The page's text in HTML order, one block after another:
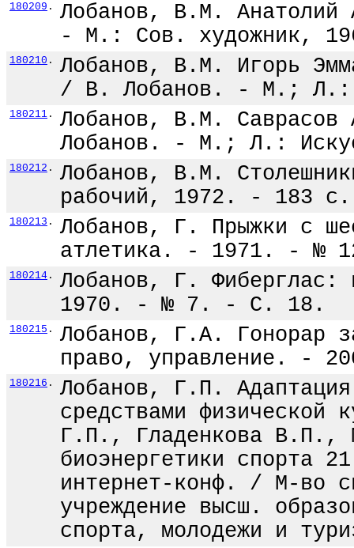
180209 .
Лобанов, В.М. Анатолий
- М.: Сов. художник,
180210 .
Лобанов, В.М. Игорь
/ В. Лобанов. - М.; Л.:
180211 .
Лобанов, В.М.
Лобанов. - М.; Л.:
180212 .
Лобанов, В.М.
рабочий, 1972. - 183
180213 .
Лобанов, Г. Прыжки с
атлетика. - 1971. - №
180214 .
Лобанов, Г.
1970. - № 7. - С. 18.
180215 .
Лобанов, Г.А. Гонорар
право, управление. -
180216 .
Лобанов, Г.П. Адаптация
средствами физической
Г.П., Гладенкова В.П.,
биоэнергетики спорта
интернет-конф. / М-во
учреждение высш.
спорта, молодежи и